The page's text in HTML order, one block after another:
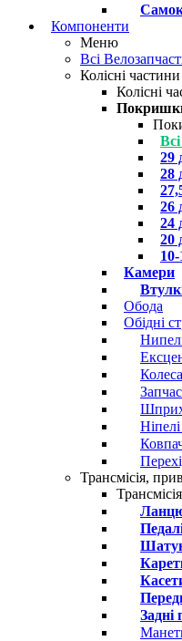
Компоненти
Меню
Всі
Колісні частини
Колісні
29
28
26
24
20
Камери
Обода
Обідні
Трансмісія,
Задні